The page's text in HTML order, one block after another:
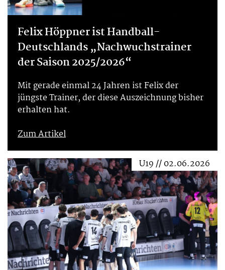
Felix Höppner ist Handball-
Deutschlands „Nachwuchstrainer
der Saison 2025/2026“
Mit gerade einmal 24 Jahren ist Felix der
jüngste Trainer, der diese Auszeichnung bisher
erhalten hat.
Zum Artikel
U19 // 02.06.2026